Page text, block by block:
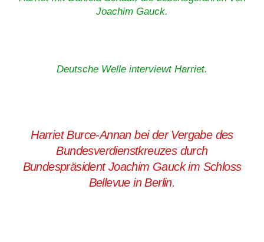
Joachim Gauck.
Deutsche Welle interviewt Harriet.
Harriet Burce-Annan bei der Vergabe des
Bundesverdienstkreuzes durch
Bundespräsident Joachim Gauck im Schloss
Bellevue in Berlin.